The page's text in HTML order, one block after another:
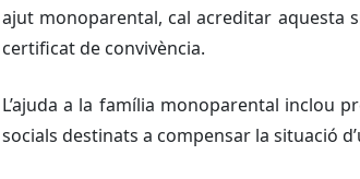
ajut monoparental, cal acreditar aquesta
certificat de convivència.
L’ajuda a la família monoparental inclou
socials destinats a compensar la situació